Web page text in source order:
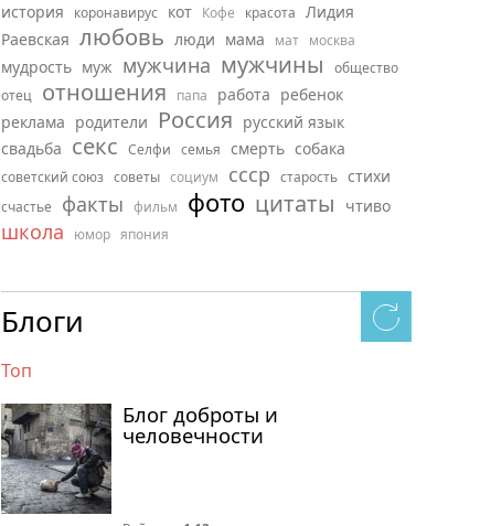
история коронавирус кот Кофе красота Лидия
Раевская любовь люди мама мат москва
мудрость муж мужчина мужчины
общество
отец отношения папа работа ребенок
реклама родители Россия русский язык
свадьба секс Селфи семья смерть собака
советский союз советы социум ссср старость стихи
счастье факты фильм фото цитаты чтиво
школа юмор япония
Блоги
Топ
Блог доброты и
человечности